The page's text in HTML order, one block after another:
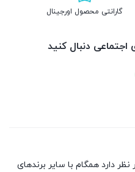
گارانتی محصول اورجینال
اجتماعی دنبال کنید
دارد همگام با سایر برندهای